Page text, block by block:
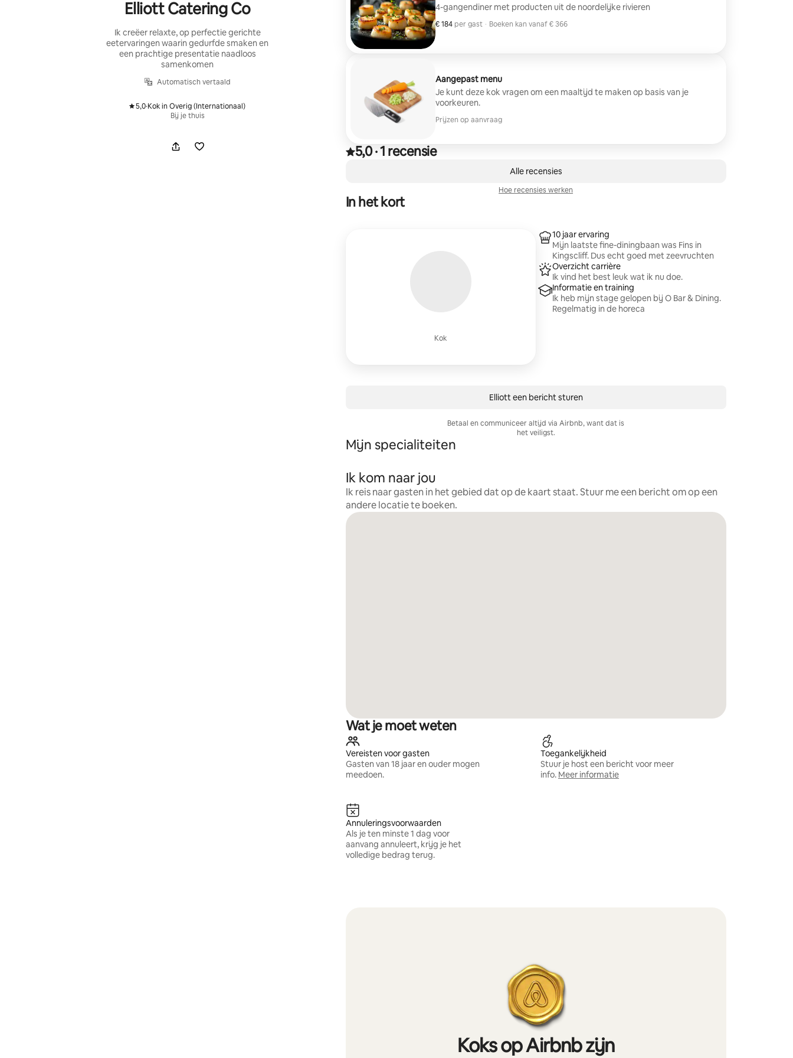
Elliott Catering Co
Ik creëer relaxte, op perfectie gerichte
eetervaringen waarin gedurfde smaken en
een prachtige presentatie naadloos
samenkomen
Automatisch vertaald
5,0
, ·Kok in Overig (Internationaal)
Bij je thuis
4-gangendiner met producten uit de noordelijke rivieren
€ 184 per gast
€ 184 per gast · Boeken kan vanaf € 366
Aangepast menu
Je kunt deze kok vragen om een maaltijd te maken op basis van je
voorkeuren.
Prijzen op aanvraag
Beoordeeld met 5,0 van 5 sterren op basis van 1 recensie
5,0
, ·1 recensie
Alle recensies
Hoe recensies werken
In het kort
Kok
10 jaar ervaring
Mijn laatste fine-diningbaan was Fins in
Kingscliff. Dus echt goed met zeevruchten
Overzicht carrière
Ik vind het best leuk wat ik nu doe.
Informatie en training
Ik heb mijn stage gelopen bij O Bar & Dining.
Regelmatig in de horeca
Elliott een bericht sturen
Betaal en communiceer altijd via Airbnb, want dat is
het veiligst.
Mijn specialiteiten
Ik kom naar jou
Ik reis naar gasten in het gebied dat op de kaart staat. Stuur me een bericht om op een
andere locatie te boeken.
Wat je moet weten
Vereisten voor gasten
Gasten van 18 jaar en ouder mogen
meedoen.
Toegankelijkheid
Stuur je host een bericht voor meer
info. Meer informatie
Annuleringsvoorwaarden
Als je ten minste 1 dag voor
aanvang annuleert, krijg je het
volledige bedrag terug.
Koks op Airbnb zijn